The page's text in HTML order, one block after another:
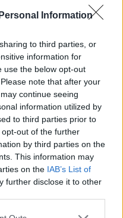
Information
to third parties, or
information for
use the below opt-out
note that after your
continue seeing
information utilized by
to third parties prior to
out of the further
by third parties on the
This information may
on the IAB’s List of
further disclose it to other
one or more Google
με τη σοπράνο
και την Τετάρτη
Δήμου Αθηναίων
«Στο
την «Σερενάτα»
«Εβρίδες» του Felix
του Franz
των Δήμων
(καθημερινά